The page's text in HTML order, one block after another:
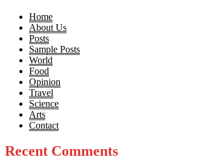
Home
About Us
Posts
Sample Posts
World
Food
Opinion
Travel
Science
Arts
Contact
Recent Comments